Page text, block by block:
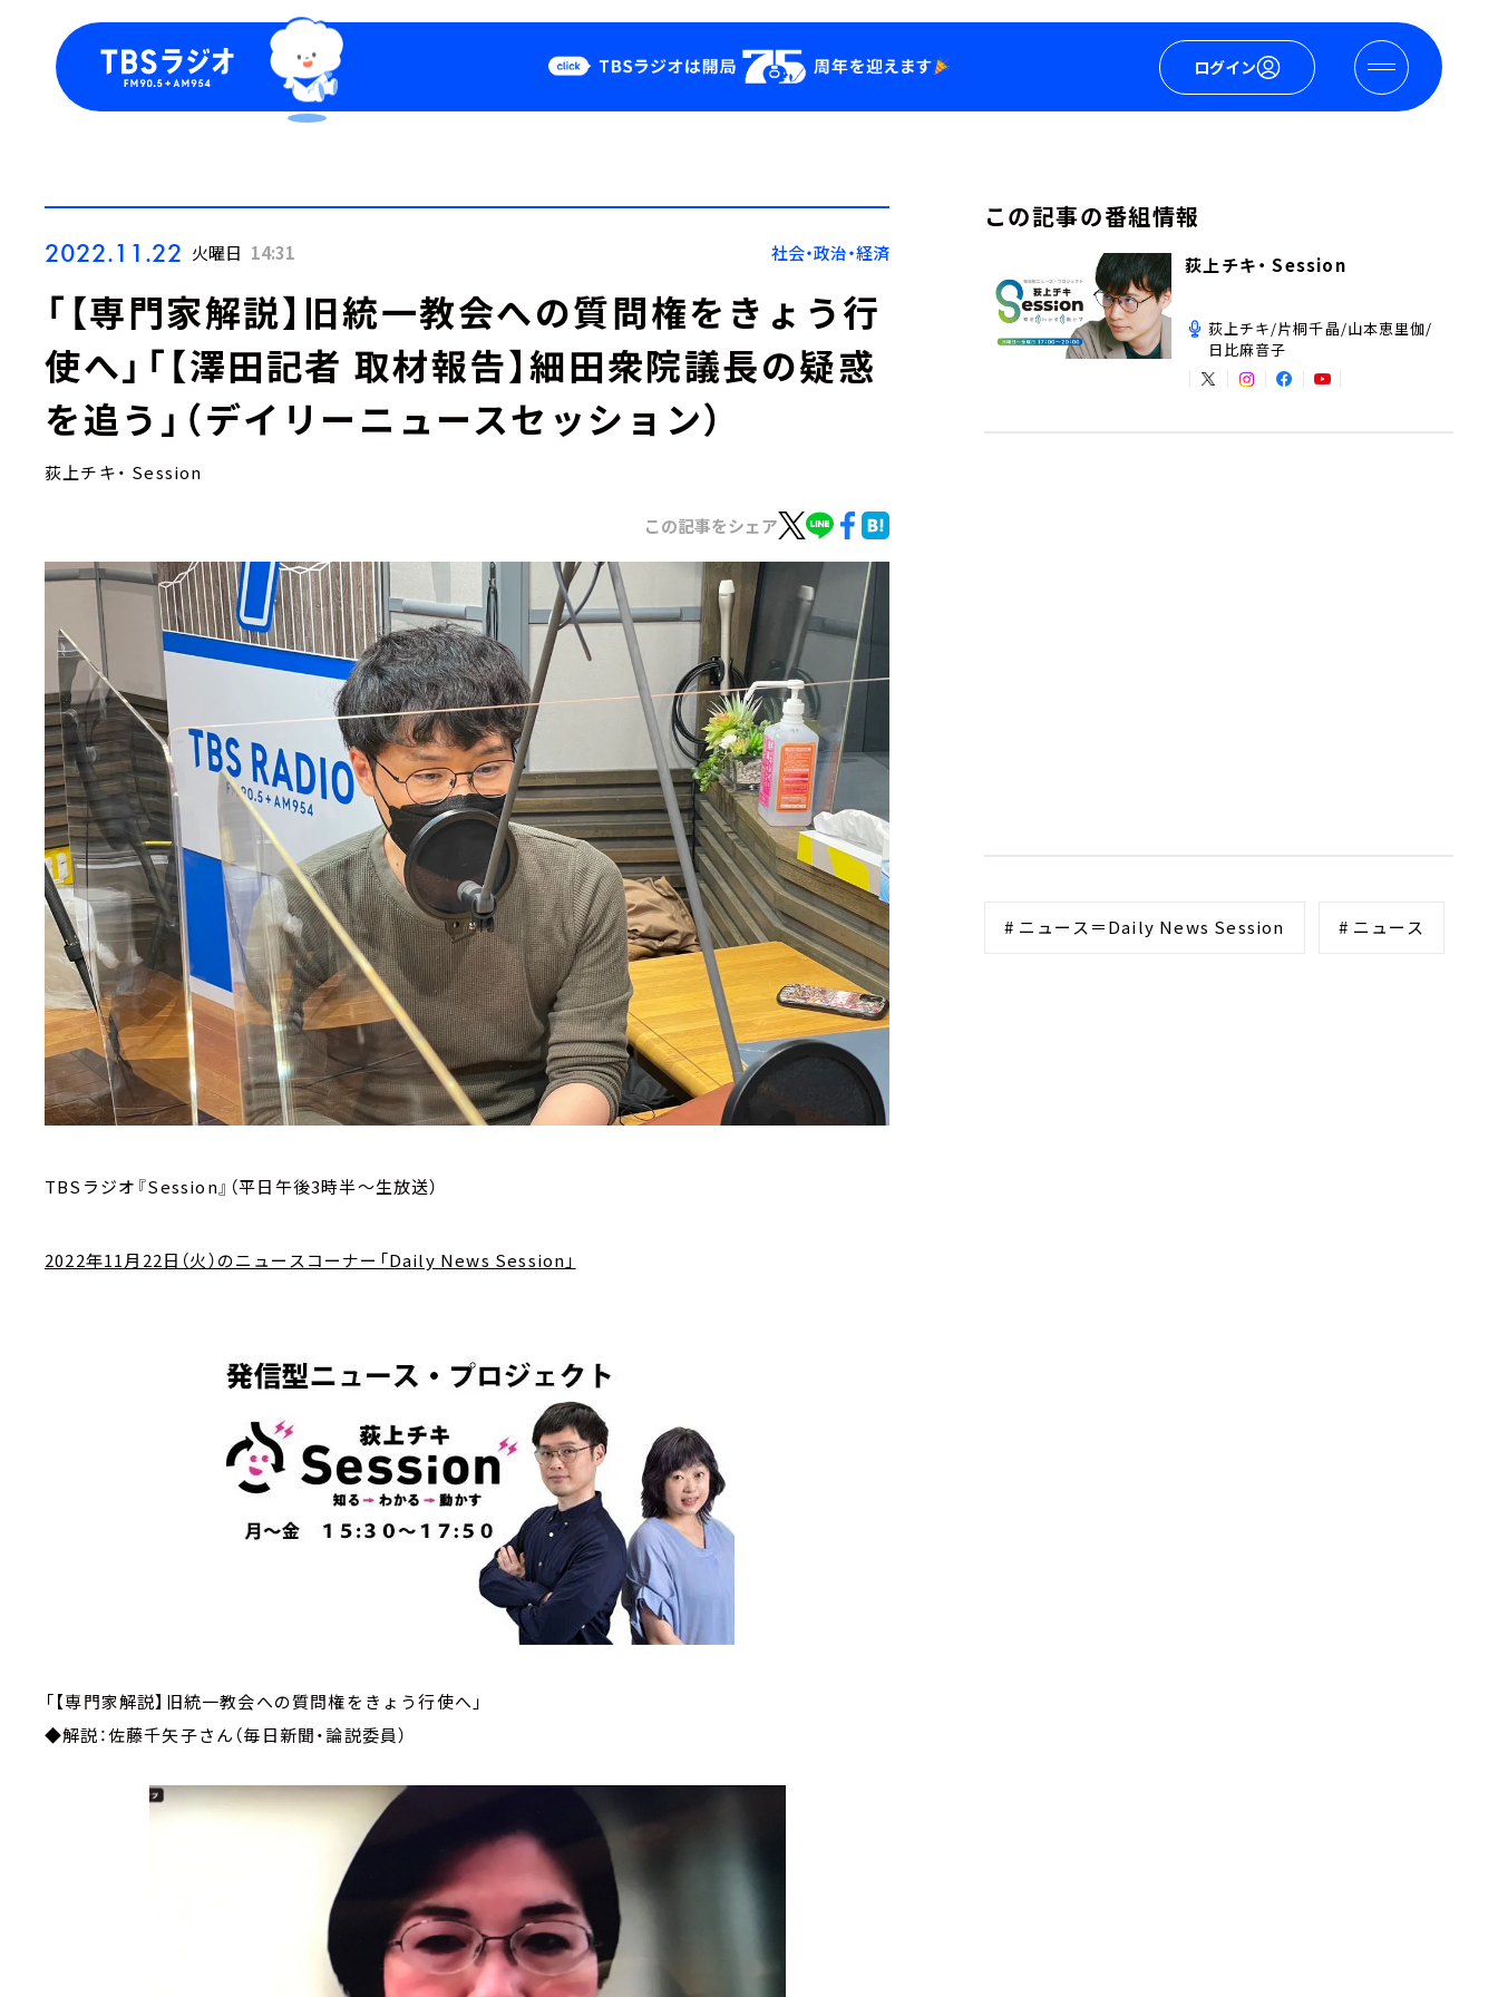
ログイン
Podcast
YouTube
会社情報
2022.11.22 火曜日 14:31 社会・政治・経済
「【専門家解説】旧統一教会への質問権をきょう行
使へ」「【澤田記者 取材報告】細田衆院議長の疑惑
を追う」（デイリーニュースセッション）
荻上チキ・ Session
この記事をシェア
TBSラジオ『Session』（平日午後3時半～生放送）
2022年11月22日（火）のニュースコーナー「Daily News Session」
「【専門家解説】旧統一教会への質問権をきょう行使へ」
◆解説：佐藤千矢子さん（毎日新聞・論説委員）
この記事の番組情報
荻上チキ・ Session
荻上チキ/片桐千晶/山本恵里伽/
日比麻音子
# ニュース＝Daily News Session # ニュース